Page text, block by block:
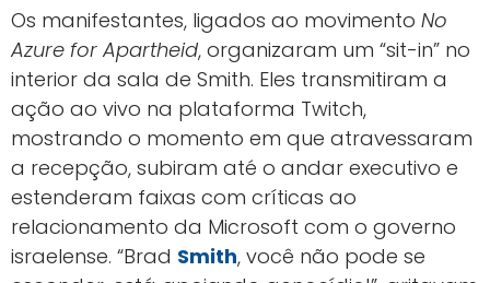
Os manifestantes, ligados ao movimento No
Azure for Apartheid, organizaram um “sit-in” no
interior da sala de Smith. Eles transmitiram a
ação ao vivo na plataforma Twitch,
mostrando o momento em que atravessaram
a recepção, subiram até o andar executivo e
estenderam faixas com críticas ao
relacionamento da Microsoft com o governo
israelense. “Brad Smith, você não pode se